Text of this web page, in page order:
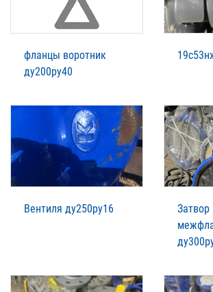
фланцы воротник
ду200ру40
Вентиля ду250ру16
Затвор